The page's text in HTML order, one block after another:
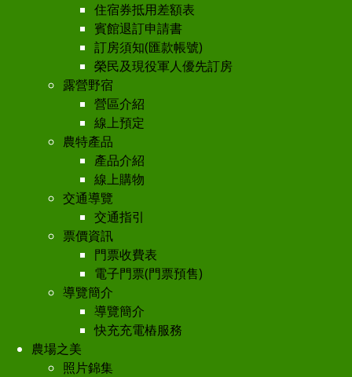
住宿券抵用差額表
賓館退訂申請書
訂房須知(匯款帳號)
榮民及現役軍人優先訂房
露營野宿
營區介紹
線上預定
農特產品
產品介紹
線上購物
交通導覽
交通指引
票價資訊
門票收費表
電子門票(門票預售)
導覽簡介
導覽簡介
快充充電樁服務
農場之美
照片錦集